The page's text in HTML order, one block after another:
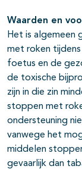
Waarden en
Het is algemeen
met roken
foetus en de
de toxische
zijn in die zin
stoppen met
ondersteuning
vanwege het
middelen
gevaarlijk dan